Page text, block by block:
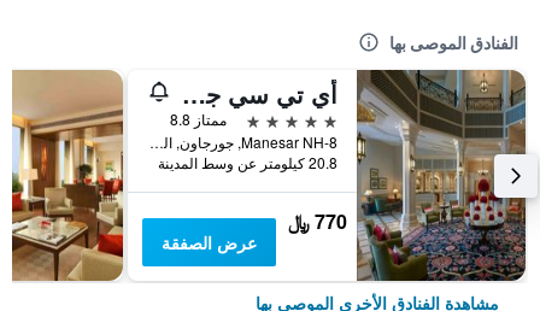
الفنادق الموصى بها
أي تي سي جراند بارات، إيه لاكشري كوليكشن ريتريت، جورجاون
5 نجوم
ممتاز 8.8
Manesar NH-8, جورجاون, الهند
20.8 كيلومتر عن وسط المدينة
770 ﷼
عرض الصفقة
مشاهدة الفنادق الأخرى الموصى بها